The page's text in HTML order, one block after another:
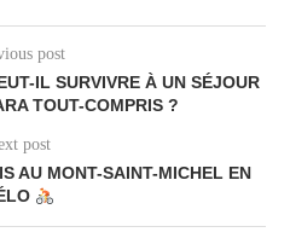
post
IL SURVIVRE À UN SÉJOUR
TOUT-COMPRIS ?
post
AU MONT-SAINT-MICHEL EN